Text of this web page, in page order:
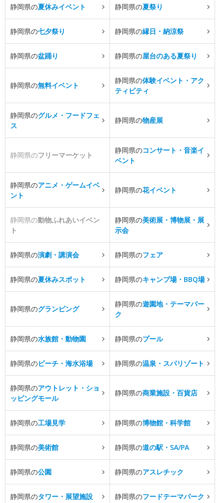
静岡県の夏休みイベント 静岡県の夏祭り
静岡県の七夕祭り 静岡県の縁日・納涼祭
静岡県の盆踊り 静岡県の屋台のある夏祭り
静岡県の無料イベント
静岡県の体験イベント・アク
ティビティ
静岡県のグルメ・フードフェ
ス
静岡県の物産展
静岡県のフリーマーケット
静岡県のコンサート・音楽イ
ベント
静岡県のアニメ・ゲームイベ
ント
静岡県の花イベント
静岡県の動物ふれあいイベン
ト
静岡県の美術展・博物展・展
示会
静岡県の演劇・講演会 静岡県のフェア
静岡県の夏休みスポット 静岡県のキャンプ場・BBQ場
静岡県のグランピング
静岡県の遊園地・テーマパー
ク
静岡県の水族館・動物園 静岡県のプール
静岡県のビーチ・海水浴場 静岡県の温泉・スパリゾート
静岡県のアウトレット・ショ
ッピングモール
静岡県の商業施設・百貨店
静岡県の工場見学 静岡県の博物館・科学館
静岡県の美術館 静岡県の道の駅・SA/PA
静岡県の公園 静岡県のアスレチック
静岡県のタワー・展望施設 静岡県のフードテーマパーク